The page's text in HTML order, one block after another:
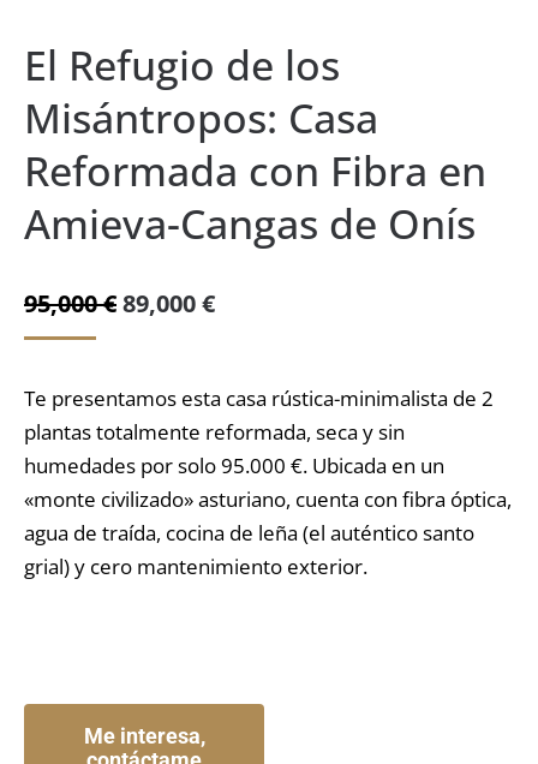
El Refugio de los
Misántropos: Casa
Reformada con Fibra en
Amieva-Cangas de Onís
95,000€El
era:
95,000 €.
89,000€El
es:
89,000 €.
Te presentamos esta casa rústica-minimalista de 2
plantas totalmente reformada, seca y sin
humedades por solo 95.000 €. Ubicada en un
«monte civilizado» asturiano, cuenta con fibra óptica,
agua de traída, cocina de leña (el auténtico santo
grial) y cero mantenimiento exterior.